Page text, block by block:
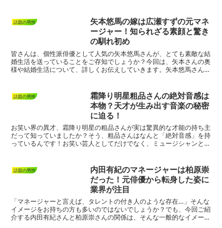
話題の男性
矢本悠馬の嫁は広瀬すずの元マネ
ージャー！知られざる素顔と驚き
の馴れ初め
皆さんは、個性派俳優として人気の矢本悠馬さんが、とても素敵な結
婚生活を送っていることをご存知でしょうか？今回は、矢本さんの奥
様や結婚生活について、詳しくお伝えしていきます。矢本悠馬さんの
話題の男性
霜降り明星粗品さんの絶対音感は
本物？天才が生み出す音楽の秘密
に迫る！
お笑い界の異才、霜降り明星の粗品さんが実は驚異的な才能の持ち主
だって知っていましたか？そう、粗品さんはなんと「絶対音感」を持
っているんです！お笑い芸人としてだけでなく、ミュージシャンとし
話題の男性
内田有紀のマネージャーは柏原崇
だった！元俳優から転身した姿に
業界が注目
「マネージャーと言えば、タレントの付き人のような存在…」そんな
イメージをお持ちの方も多いのではないでしょうか？でも、今回ご紹
介する内田有紀さんと柏原崇さんの関係は、そんな一般的なイメージ